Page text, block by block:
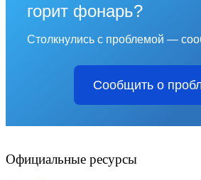
горит фонарь?
Столкнулись с проблемой —
Сообщить о
Официальные ресурсы